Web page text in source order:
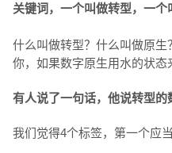
关键词，一个叫做转型，一个
什么叫做转型？什么叫做原
你，如果数字原生用水的状
有人说了一句话，他说转型
我们觉得4个标签，第一个应